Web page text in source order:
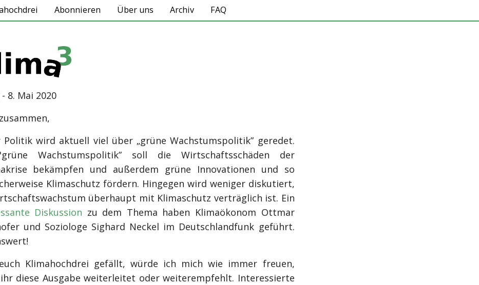
Abonnieren Über uns Archiv FAQ
8. Mai 2020
Politik wird aktuell viel über „grüne Wachstumspolitik” geredet.
Wachstumspolitik” soll die Wirtschaftsschäden der
bekämpfen und außerdem grüne Innovationen und so
Klimaschutz fördern. Hingegen wird weniger diskutiert,
überhaupt mit Klimaschutz verträglich ist. Ein
Diskussion zu dem Thema haben Klimaökonom Ottmar
und Soziologe Sighard Neckel im Deutschlandfunk geführt.
Klimahochdrei gefällt, würde ich mich wie immer freuen,
diese Ausgabe weiterleitet oder weiterempfehlt. Interessierte